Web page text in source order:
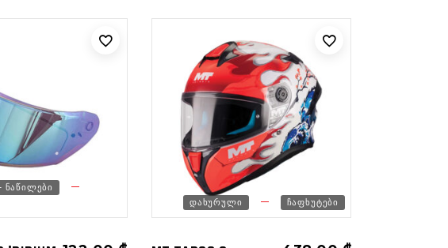
ᲜᲐᲬᲘᲚᲔᲑᲘ
ᲓᲐᲮᲣᲠᲣᲚᲘ ᲩᲐᲤᲮᲣᲢᲔᲑᲘ